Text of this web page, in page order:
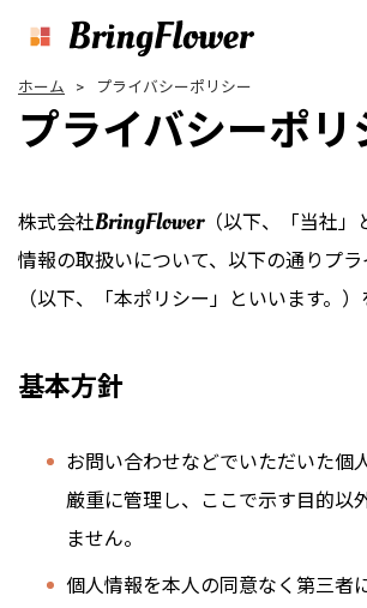
ホーム プライバシーポリシー
プライバシーポリ
株式会社BringFlower（以下、「当社」
情報の取扱いについて、以下の通りプ
（以下、「本ポリシー」といいます。）
基本方針
お問い合わせなどでいただいた個
厳重に管理し、ここで示す目的以
ません。
個人情報を本人の同意なく第三者